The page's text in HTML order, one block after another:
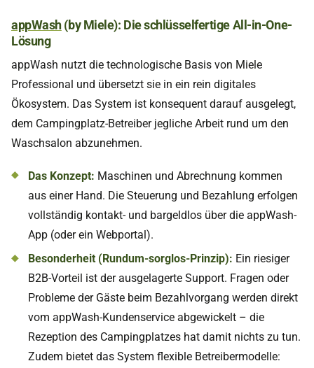
appWash(by Miele): Die schlüsselfertige All-in-One-
Lösung
appWash nutzt die technologische Basis von Miele
Professional und übersetzt sie in ein rein digitales
Ökosystem. Das System ist konsequent darauf ausgelegt,
dem Campingplatz-Betreiber jegliche Arbeit rund um den
Waschsalon abzunehmen.
Das Konzept: Maschinen und Abrechnung kommen
aus einer Hand. Die Steuerung und Bezahlung erfolgen
vollständig kontakt- und bargeldlos über die appWash-
App (oder ein Webportal).
Besonderheit (Rundum-sorglos-Prinzip): Ein riesiger
B2B-Vorteil ist der ausgelagerte Support. Fragen oder
Probleme der Gäste beim Bezahlvorgang werden direkt
vom appWash-Kundenservice abgewickelt – die
Rezeption des Campingplatzes hat damit nichts zu tun.
Zudem bietet das System flexible Betreibermodelle: